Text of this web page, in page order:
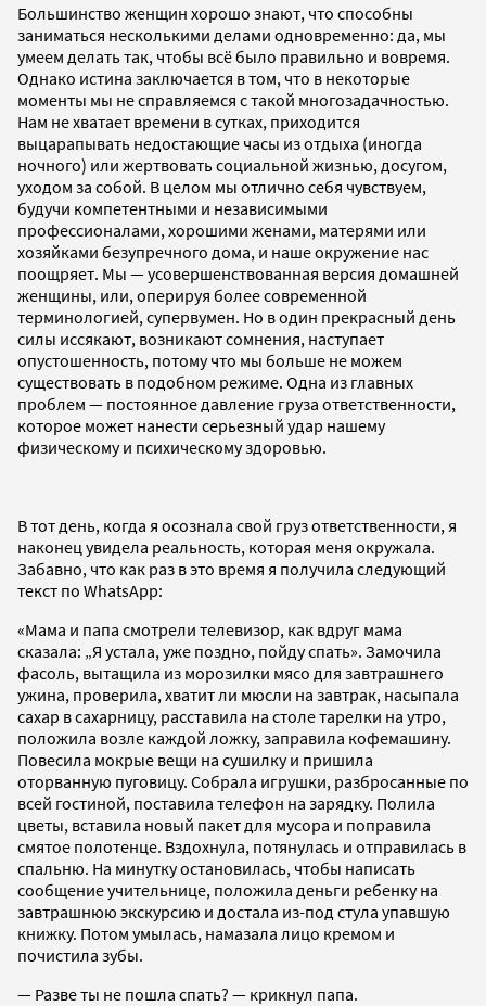
Большинство женщин хорошо знают, что способны
заниматься несколькими делами одновременно: да, мы
умеем делать так, чтобы всё было правильно и вовремя.
Однако истина заключается в том, что в некоторые
моменты мы не справляемся с такой многозадачностью.
Нам не хватает времени в сутках, приходится
выцарапывать недостающие часы из отдыха (иногда
ночного) или жертвовать социальной жизнью, досугом,
уходом за собой. В целом мы отлично себя чувствуем,
будучи компетентными и независимыми
профессионалами, хорошими женами, матерями или
хозяйками безупречного дома, и наше окружение нас
поощряет. Мы — усовершенствованная версия домашней
женщины, или, оперируя более современной
терминологией, супервумен. Но в один прекрасный день
силы иссякают, возникают сомнения, наступает
опустошенность, потому что мы больше не можем
существовать в подобном режиме. Одна из главных
проблем — постоянное давление груза ответственности,
которое может нанести серьезный удар нашему
физическому и психическому здоровью.
В тот день, когда я осознала свой груз ответственности, я
наконец увидела реальность, которая меня окружала.
Забавно, что как раз в это время я получила следующий
текст по WhatsApp:
«Мама и папа смотрели телевизор, как вдруг мама
сказала: „Я устала, уже поздно, пойду спать». Замочила
фасоль, вытащила из морозилки мясо для завтрашнего
ужина, проверила, хватит ли мюсли на завтрак, насыпала
сахар в сахарницу, расставила на столе тарелки на утро,
положила возле каждой ложку, заправила кофемашину.
Повесила мокрые вещи на сушилку и пришила
оторванную пуговицу. Собрала игрушки, разбросанные по
всей гостиной, поставила телефон на зарядку. Полила
цветы, вставила новый пакет для мусора и поправила
смятое полотенце. Вздохнула, потянулась и отправилась в
спальню. На минутку остановилась, чтобы написать
сообщение учительнице, положила деньги ребенку на
завтрашнюю экскурсию и достала из-под стула упавшую
книжку. Потом умылась, намазала лицо кремом и
почистила зубы.
— Разве ты не пошла спать? — крикнул папа.